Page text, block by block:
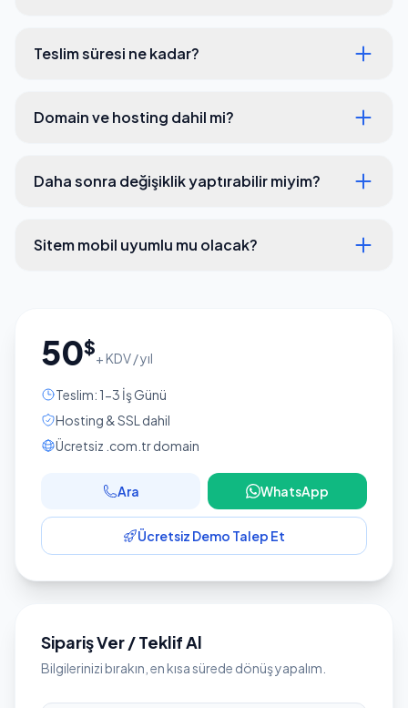
Teslim süresi ne kadar?
Domain ve hosting dahil mi?
Daha sonra değişiklik yaptırabilir miyim?
Sitem mobil uyumlu mu olacak?
50$+ KDV / yıl
Teslim: 1-3 İş Günü
Hosting & SSL dahil
Ücretsiz .com.tr domain
Ara WhatsApp
Ücretsiz Demo Talep Et
Sipariş Ver / Teklif Al
Bilgilerinizi bırakın, en kısa sürede dönüş yapalım.